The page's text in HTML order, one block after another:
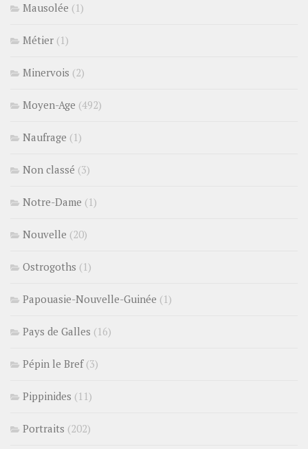
Mausolée (1)
Métier (1)
Minervois (2)
Moyen-Age (492)
Naufrage (1)
Non classé (3)
Notre-Dame (1)
Nouvelle (20)
Ostrogoths (1)
Papouasie-Nouvelle-Guinée (1)
Pays de Galles (16)
Pépin le Bref(3)
Pippinides (11)
Portraits (202)